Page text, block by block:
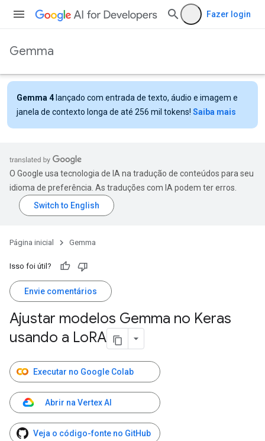
Fazer login
Gemma
Gemma 4 lançado com entrada de texto, áudio e imagem e
janela de contexto longa de até 256 mil tokens! Saiba mais
O Google usa tecnologia de IA na tradução de conteúdos para seu
idioma de preferência. As traduções com IA podem ter erros.
Página inicial Gemma
Isso foi útil?
Envie comentários
Ajustar modelos Gemma no Keras
usando a LoRA
Executar no Google Colab
Abrir na Vertex AI
Veja o código-fonte no GitHub